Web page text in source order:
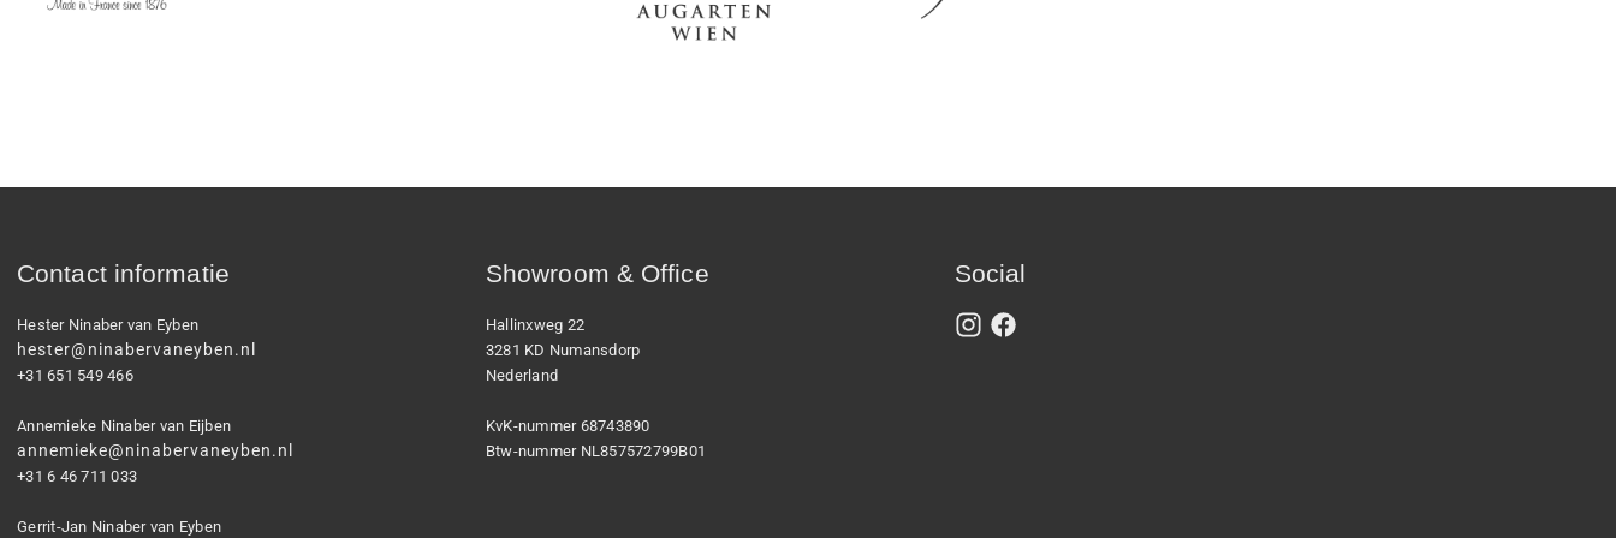
Contact informatie
Hester Ninaber van Eyben
hester@ninabervaneyben.nl
+31 651 549 466
Annemieke Ninaber van Eijben
annemieke@ninabervaneyben.nl
+31 6 46 711 033
Gerrit-Jan Ninaber van Eyben
Showroom & Office
Hallinxweg 22
3281 KD Numansdorp
Nederland
KvK-nummer 68743890
Btw-nummer NL857572799B01
Social